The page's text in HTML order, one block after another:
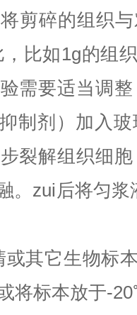
剪碎的组织
比如1g的组
需要适当调
制剂）加入
裂解组织细
。zui后将匀浆
或其它生物标
将标本放于-